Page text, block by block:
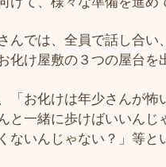
んでは、全員で話し合
け屋敷の３つの屋台を
「お化けは年少さんが
と一緒に歩けばいいん
ないんじゃない？」等と